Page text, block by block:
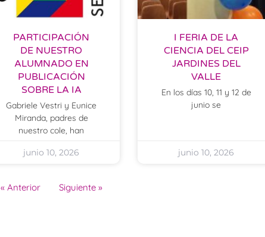
PARTICIPACIÓN
DE NUESTRO
ALUMNADO EN
PUBLICACIÓN
SOBRE LA IA
Gabriele Vestri y Eunice
Miranda, padres de
nuestro cole, han
junio 10, 2026
I FERIA DE LA
CIENCIA DEL CEIP
JARDINES DEL
VALLE
En los días 10, 11 y 12 de
junio se
junio 10, 2026
« Anterior Siguiente »